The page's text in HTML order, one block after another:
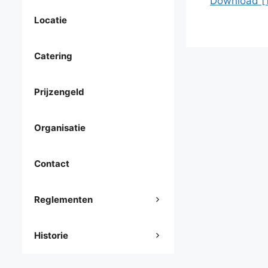
Locatie
Catering
Prijzengeld
Organisatie
Contact
Reglementen
Historie